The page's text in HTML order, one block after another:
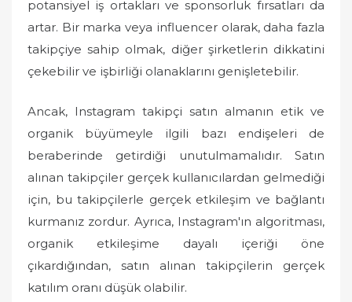
potansiyel iş ortakları ve sponsorluk fırsatları da
artar. Bir marka veya influencer olarak, daha fazla
takipçiye sahip olmak, diğer şirketlerin dikkatini
çekebilir ve işbirliği olanaklarını genişletebilir.
Ancak, Instagram takipçi satın almanın etik ve
organik büyümeyle ilgili bazı endişeleri de
beraberinde getirdiği unutulmamalıdır. Satın
alınan takipçiler gerçek kullanıcılardan gelmediği
için, bu takipçilerle gerçek etkileşim ve bağlantı
kurmanız zordur. Ayrıca, Instagram'ın algoritması,
organik etkileşime dayalı içeriği öne
çıkardığından, satın alınan takipçilerin gerçek
katılım oranı düşük olabilir.